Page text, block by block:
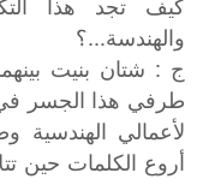
والهندسة...؟
ج : شتان بنيت
طرفي هذا الجسر في
لأعمالي
أروع الكلمات حين